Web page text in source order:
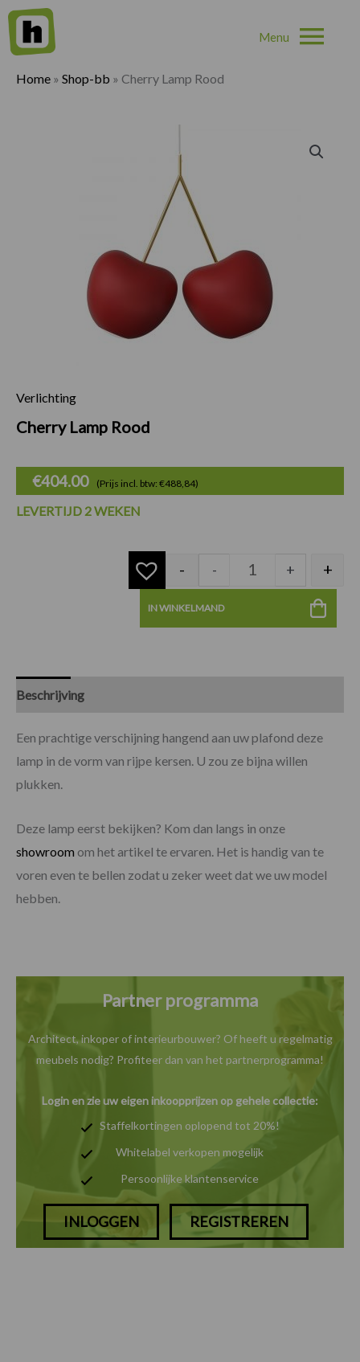
Home » Shop-bb » Cherry Lamp Rood
Verlichting
Cherry Lamp Rood
€404.00 (Prijs incl. btw: €488,84)
LEVERTIJD 2 WEKEN
- - + +
IN WINKELMAND
Beschrijving
Een prachtige verschijning hangend aan uw plafond deze
lamp in de vorm van rijpe kersen. U zou ze bijna willen
plukken.
Deze lamp eerst bekijken? Kom dan langs in onze
showroom om het artikel te ervaren. Het is handig van te
voren even te bellen zodat u zeker weet dat we uw model
hebben.
Partner programma
Architect, inkoper of interieurbouwer? Of heeft u regelmatig
meubels nodig? Profiteer dan van het partnerprogramma!
Login en zie uw eigen inkoopprijzen op gehele collectie:
Staffelkortingen oplopend tot 20%!
Whitelabel verkopen mogelijk
Persoonlijke klantenservice
INLOGGEN REGISTREREN